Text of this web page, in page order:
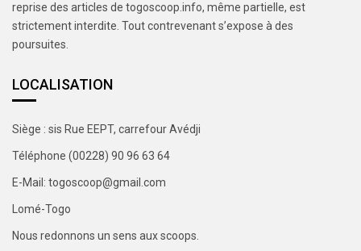
reprise des articles de togoscoop.info, même partielle, est
strictement interdite. Tout contrevenant s’expose à des
poursuites.
LOCALISATION
Siège : sis Rue EEPT, carrefour Avédji
Téléphone (00228) 90 96 63 64
E-Mail: togoscoop@gmail.com
Lomé-Togo
Nous redonnons un sens aux scoops.